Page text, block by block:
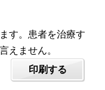
す。患者を治療す
えません。
印刷する